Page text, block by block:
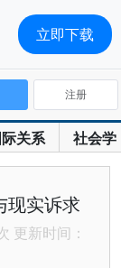
关系 社会学
注册
现实诉求
更新时间：
立即下载